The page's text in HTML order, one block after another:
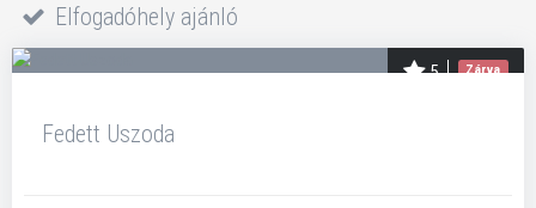
Elfogadóhely ajánló
5 Zárva
Fedett Uszoda